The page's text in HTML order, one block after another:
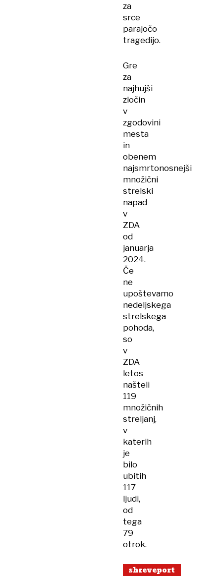
za
srce
parajočo
tragedijo.
Gre
za
najhujši
zločin
v
zgodovini
mesta
in
obenem
najsmrtonosnejši
množični
strelski
napad
v
ZDA
od
januarja
2024.
Če
ne
upoštevamo
nedeljskega
strelskega
pohoda,
so
v
ZDA
letos
našteli
119
množičnih
streljanj,
v
katerih
je
bilo
ubitih
117
ljudi,
od
tega
79
otrok.
shreveport